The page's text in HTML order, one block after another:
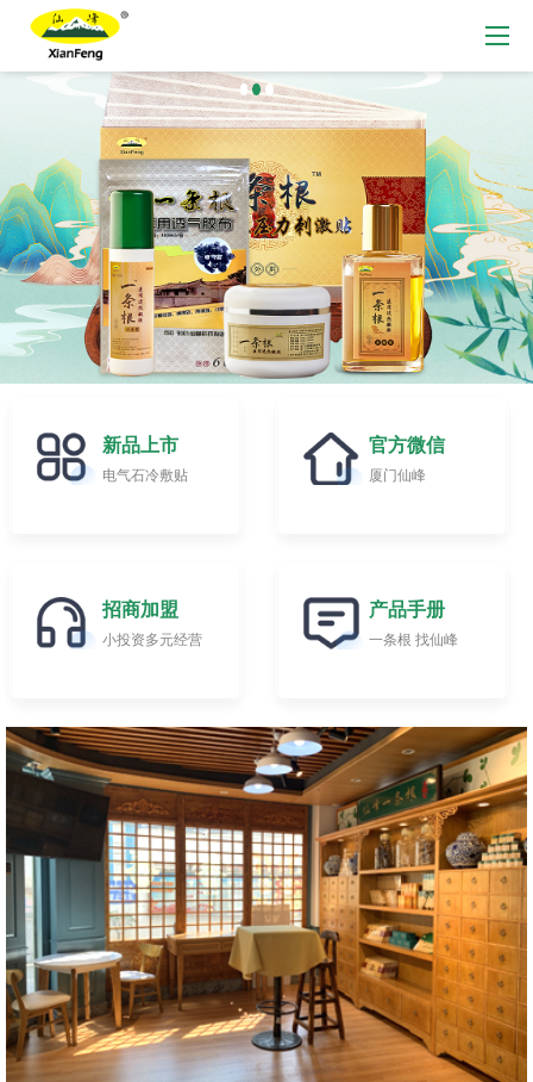
新品上市
电气石冷敷贴
官方微信
厦门仙峰
招商加盟
小投资多元经营
产品手册
一条根 找仙峰